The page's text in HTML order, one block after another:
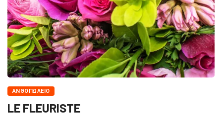
ΑΝΘΟΠΩΛΕΊΟ
LE FLEURISTE